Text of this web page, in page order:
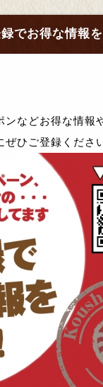
でお得な情報を
などお得な情報
ひご登録くださ